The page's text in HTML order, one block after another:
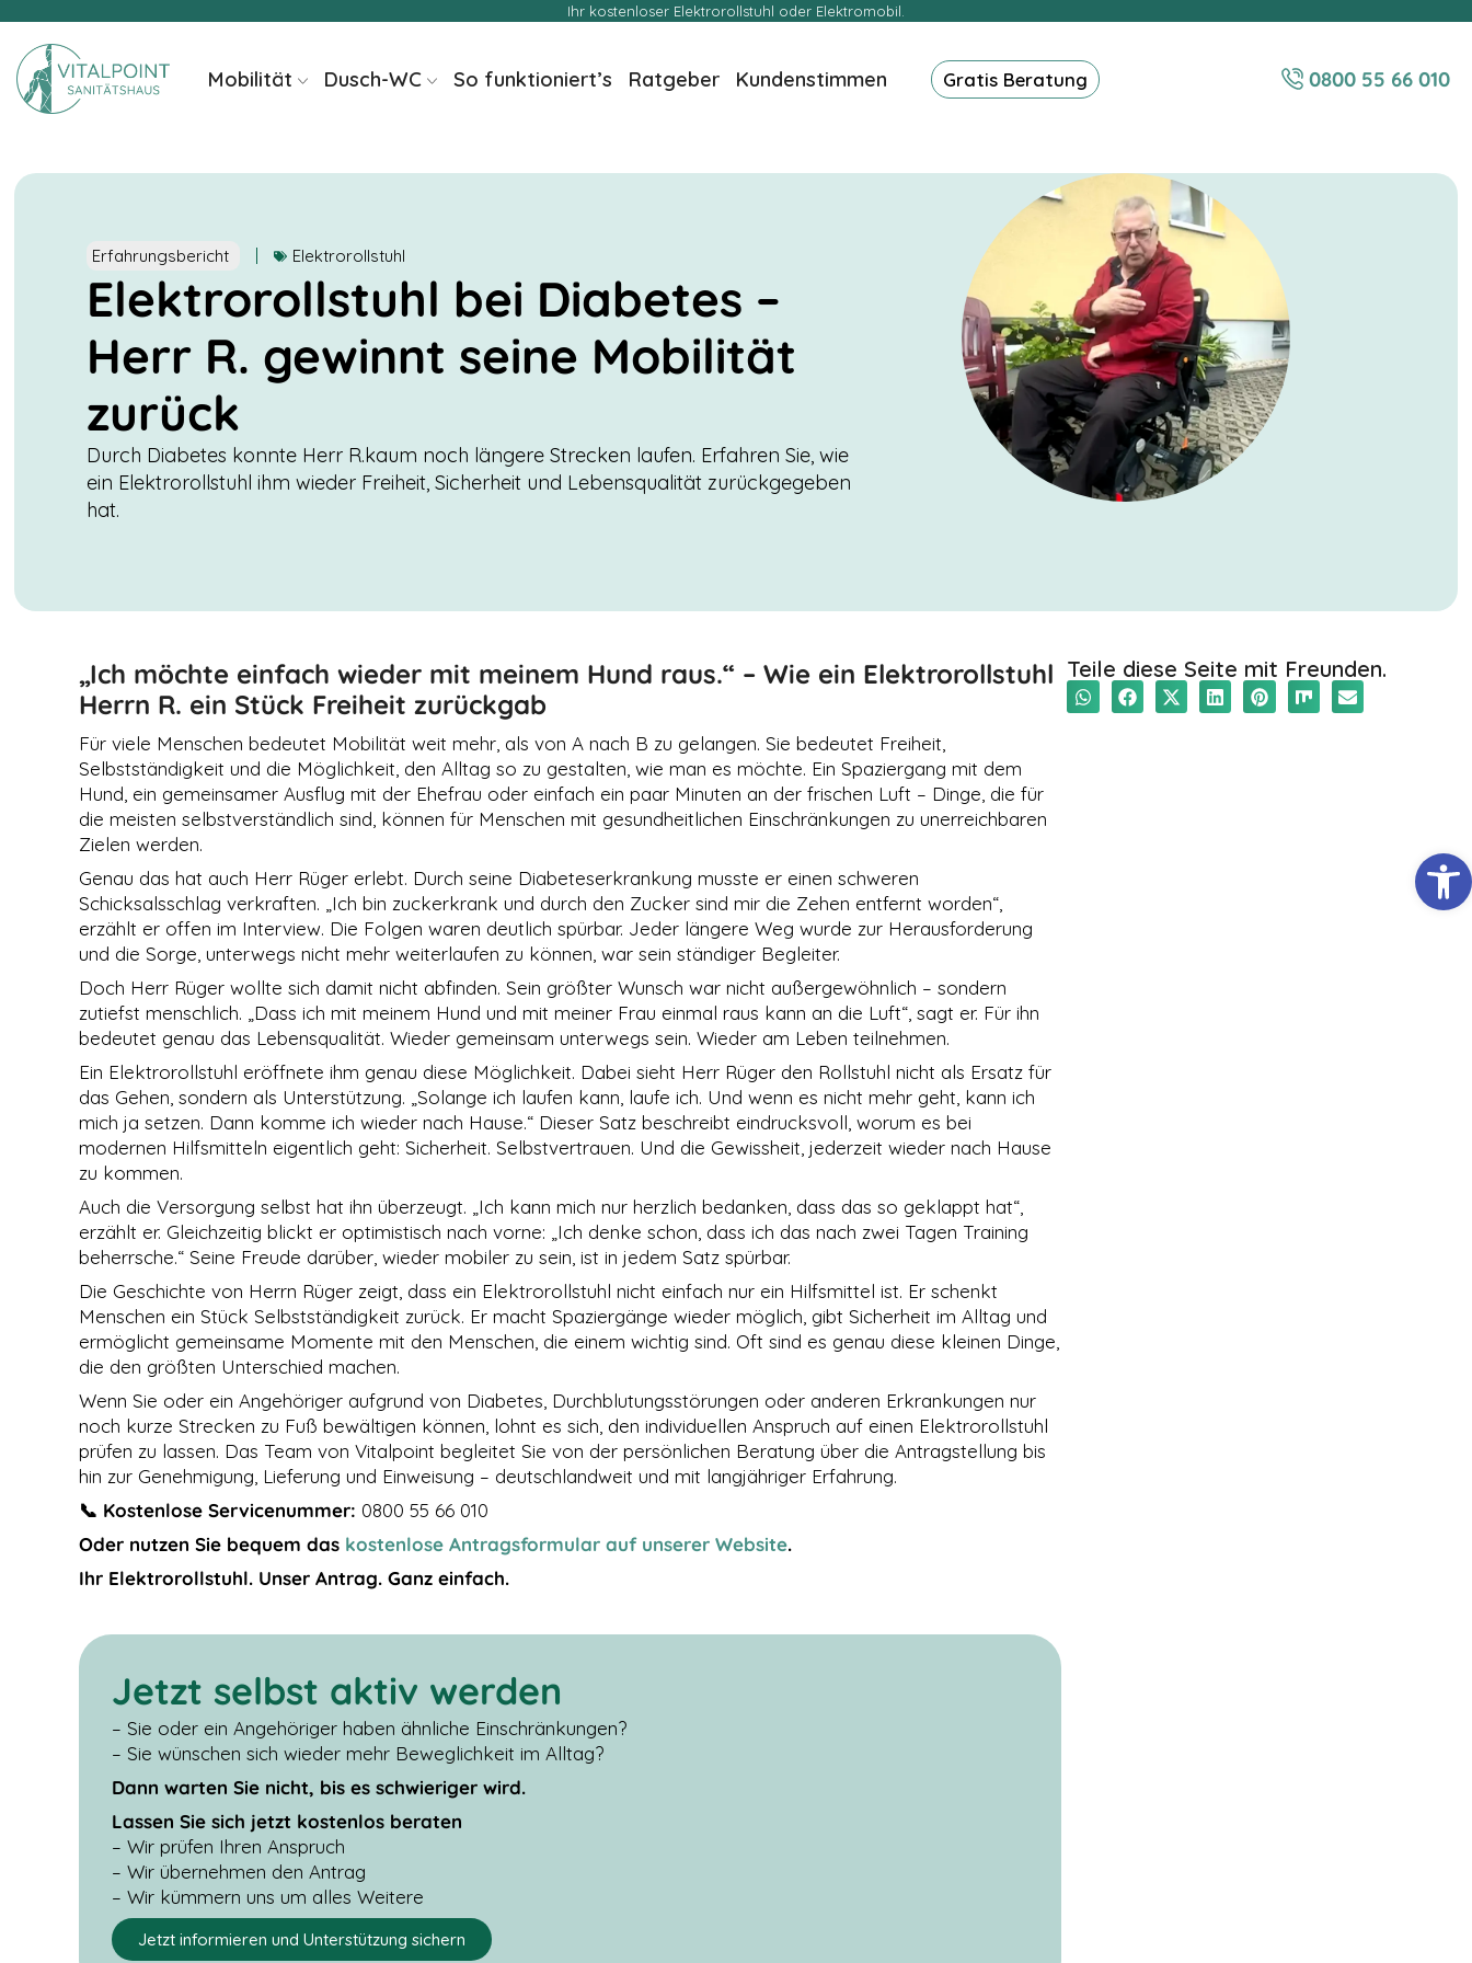
springen
Ihr kostenloser Elektrorollstuhl oder Elektromobil.
Mobilität Dusch-WC So funktioniert’s Ratgeber Kundenstimmen Gratis Beratung 0800 55 66 010
Erfahrungsbericht Elektrorollstuhl
Elektrorollstuhl bei Diabetes –
Herr R. gewinnt seine Mobilität
zurück
Durch Diabetes konnte Herr R.kaum noch längere Strecken laufen. Erfahren Sie, wie
ein Elektrorollstuhl ihm wieder Freiheit, Sicherheit und Lebensqualität zurückgegeben
hat.
„Ich möchte einfach wieder mit meinem Hund raus.“ – Wie ein Elektrorollstuhl
Herrn R. ein Stück Freiheit zurückgab
Für viele Menschen bedeutet Mobilität weit mehr, als von A nach B zu gelangen. Sie bedeutet Freiheit,
Selbstständigkeit und die Möglichkeit, den Alltag so zu gestalten, wie man es möchte. Ein Spaziergang mit dem
Hund, ein gemeinsamer Ausflug mit der Ehefrau oder einfach ein paar Minuten an der frischen Luft – Dinge, die für
die meisten selbstverständlich sind, können für Menschen mit gesundheitlichen Einschränkungen zu unerreichbaren
Zielen werden.
Genau das hat auch Herr Rüger erlebt. Durch seine Diabeteserkrankung musste er einen schweren
Schicksalsschlag verkraften. „Ich bin zuckerkrank und durch den Zucker sind mir die Zehen entfernt worden“,
erzählt er offen im Interview. Die Folgen waren deutlich spürbar. Jeder längere Weg wurde zur Herausforderung
und die Sorge, unterwegs nicht mehr weiterlaufen zu können, war sein ständiger Begleiter.
Doch Herr Rüger wollte sich damit nicht abfinden. Sein größter Wunsch war nicht außergewöhnlich – sondern
zutiefst menschlich. „Dass ich mit meinem Hund und mit meiner Frau einmal raus kann an die Luft“, sagt er. Für ihn
bedeutet genau das Lebensqualität. Wieder gemeinsam unterwegs sein. Wieder am Leben teilnehmen.
Ein Elektrorollstuhl eröffnete ihm genau diese Möglichkeit. Dabei sieht Herr Rüger den Rollstuhl nicht als Ersatz für
das Gehen, sondern als Unterstützung. „Solange ich laufen kann, laufe ich. Und wenn es nicht mehr geht, kann ich
mich ja setzen. Dann komme ich wieder nach Hause.“ Dieser Satz beschreibt eindrucksvoll, worum es bei
modernen Hilfsmitteln eigentlich geht: Sicherheit. Selbstvertrauen. Und die Gewissheit, jederzeit wieder nach Hause
zu kommen.
Auch die Versorgung selbst hat ihn überzeugt. „Ich kann mich nur herzlich bedanken, dass das so geklappt hat“,
erzählt er. Gleichzeitig blickt er optimistisch nach vorne: „Ich denke schon, dass ich das nach zwei Tagen Training
beherrsche.“ Seine Freude darüber, wieder mobiler zu sein, ist in jedem Satz spürbar.
Die Geschichte von Herrn Rüger zeigt, dass ein Elektrorollstuhl nicht einfach nur ein Hilfsmittel ist. Er schenkt
Menschen ein Stück Selbstständigkeit zurück. Er macht Spaziergänge wieder möglich, gibt Sicherheit im Alltag und
ermöglicht gemeinsame Momente mit den Menschen, die einem wichtig sind. Oft sind es genau diese kleinen Dinge,
die den größten Unterschied machen.
Wenn Sie oder ein Angehöriger aufgrund von Diabetes, Durchblutungsstörungen oder anderen Erkrankungen nur
noch kurze Strecken zu Fuß bewältigen können, lohnt es sich, den individuellen Anspruch auf einen Elektrorollstuhl
prüfen zu lassen. Das Team von Vitalpoint begleitet Sie von der persönlichen Beratung über die Antragstellung bis
hin zur Genehmigung, Lieferung und Einweisung – deutschlandweit und mit langjähriger Erfahrung.
📞 Kostenlose Servicenummer: 0800 55 66 010
Oder nutzen Sie bequem das kostenlose Antragsformular auf unserer Website.
Ihr Elektrorollstuhl. Unser Antrag. Ganz einfach.
Jetzt selbst aktiv werden
– Sie oder ein Angehöriger haben ähnliche Einschränkungen?
– Sie wünschen sich wieder mehr Beweglichkeit im Alltag?
Dann warten Sie nicht, bis es schwieriger wird.
Lassen Sie sich jetzt kostenlos beraten
– Wir prüfen Ihren Anspruch
– Wir übernehmen den Antrag
– Wir kümmern uns um alles Weitere
Jetzt informieren und Unterstützung sichern
Teile diese Seite mit Freunden.
NOTWENDIGE
COOKIES
sind nicht
optional. Es
werden
standardmäßig
nur solche
Cookies
gesetzt, die für
den Betrieb der
Webseite
zwingend
erforderlich
sind und somit
berechtigten
gemäß Art. 6
Abs. 1 S. 1 lit. f)
entsprechen.
STATISTIKEN
Damit wir die
Funktionalität
und die
Struktur der
Website
verbessern
können,
basierend auf
der Website
Analysetool
Statistiken.
DRITTANBIETER
EINBETTUNGEN
nur Google Maps
und Youtube als
Embed. Google
Maps Karten und